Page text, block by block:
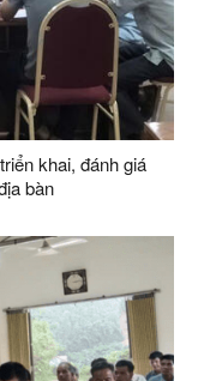
khai, đánh giá
bàn